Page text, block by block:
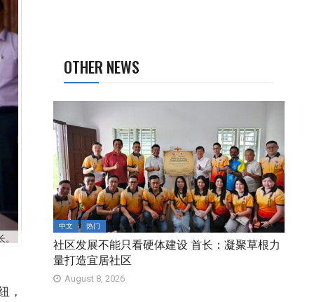
，
OTHER NEWS
中文 热门
社区发展不能只看硬体建设 首长：凝聚草根力
量打造宜居社区
August 8, 2026